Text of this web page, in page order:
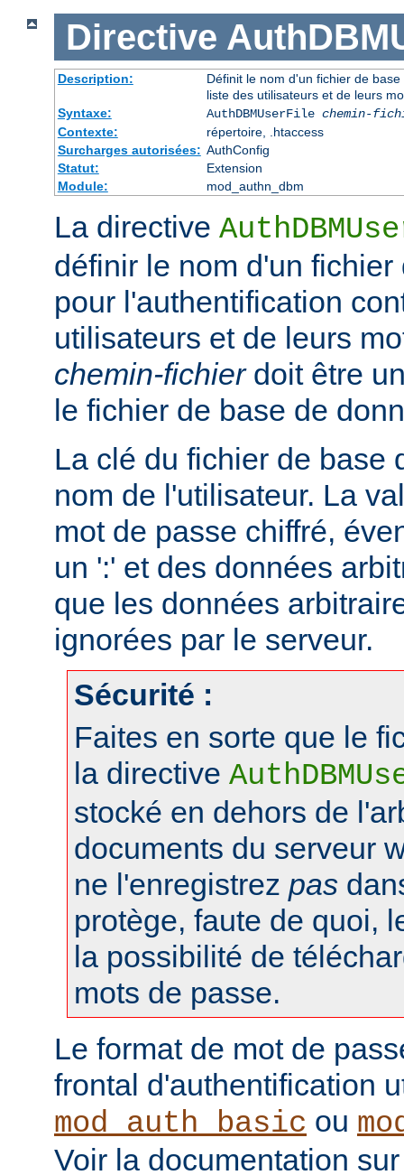
Directive
Description:
Définit le nom d'un fichier de
liste des utilisateurs et de leurs
Syntaxe:
AuthDBMUserFile chemin-
Contexte:
répertoire, .htaccess
Surcharges autorisées: AuthConfig
Statut:
Extension
Module:
mod_authn_dbm
La directive
définir le nom d'un
pour l'authentification
utilisateurs et de leurs
chemin-fichierdoit être
le fichier de base de
La clé du fichier de base
nom de l'utilisateur. La
mot de passe chiffré,
un ':' et des données
que les données
ignorées par le serveur.
Sécurité :
Faites en sorte que le
la directive
stocké en dehors de
documents du serveur
ne l'enregistrez pas
protège, faute de quoi,
la possibilité de
mots de passe.
Le format de mot de
frontal d'authentification
mod_auth_basic ou
Voir la documentation